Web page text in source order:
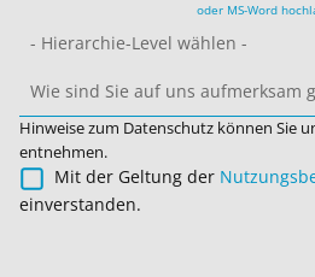
oder MS-Word
- Hierarchie-Level wählen -
Wie sind Sie auf uns aufmerksam
Hinweise zum Datenschutz können Sie
entnehmen.
Mit der Geltung der
einverstanden.